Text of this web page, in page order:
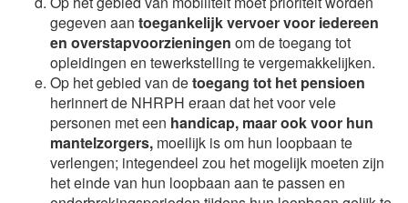
gegeven aan toegankelijk vervoer voor iedereen
en overstapvoorzieningen om de toegang tot
opleidingen en tewerkstelling te vergemakkelijken.
Op het gebied van detoegang tot het pensioen
herinnert de NHRPH eraan dat het voor vele
personen met een handicap, maar ook voor hun
mantelzorgers, moeilijk is om hun loopbaan te
verlengen; integendeel zou het mogelijk moeten zijn
het einde van hun loopbaan aan te passen en